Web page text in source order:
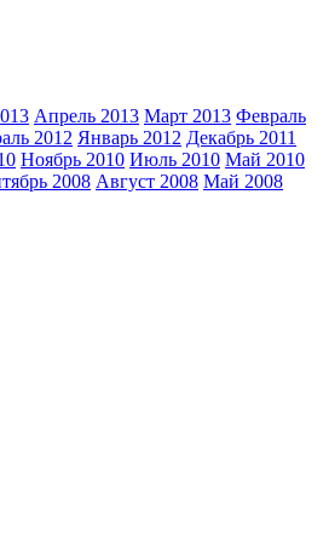
Апрель 2013 Март 2013 Февраль
2012 Январь 2012 Декабрь 2011
Ноябрь 2010 Июль 2010 Май 2010
2008 Август 2008 Май 2008